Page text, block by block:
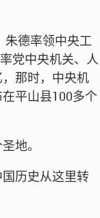
朱德率领中央工
党中央机关、人
那时，中央机
平山县100多个
地。
历史从这里转